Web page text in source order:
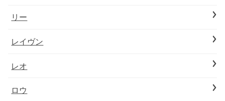
リー
レイヴン
レオ
ロウ